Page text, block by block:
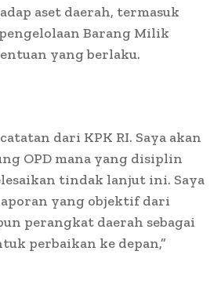
aset daerah, termasuk
Barang Milik
yang berlaku.
dari KPK RI. Saya akan
OPD mana yang disiplin
tindak lanjut ini. Saya
yang objektif dari
perangkat daerah sebagai
perbaikan ke depan,”